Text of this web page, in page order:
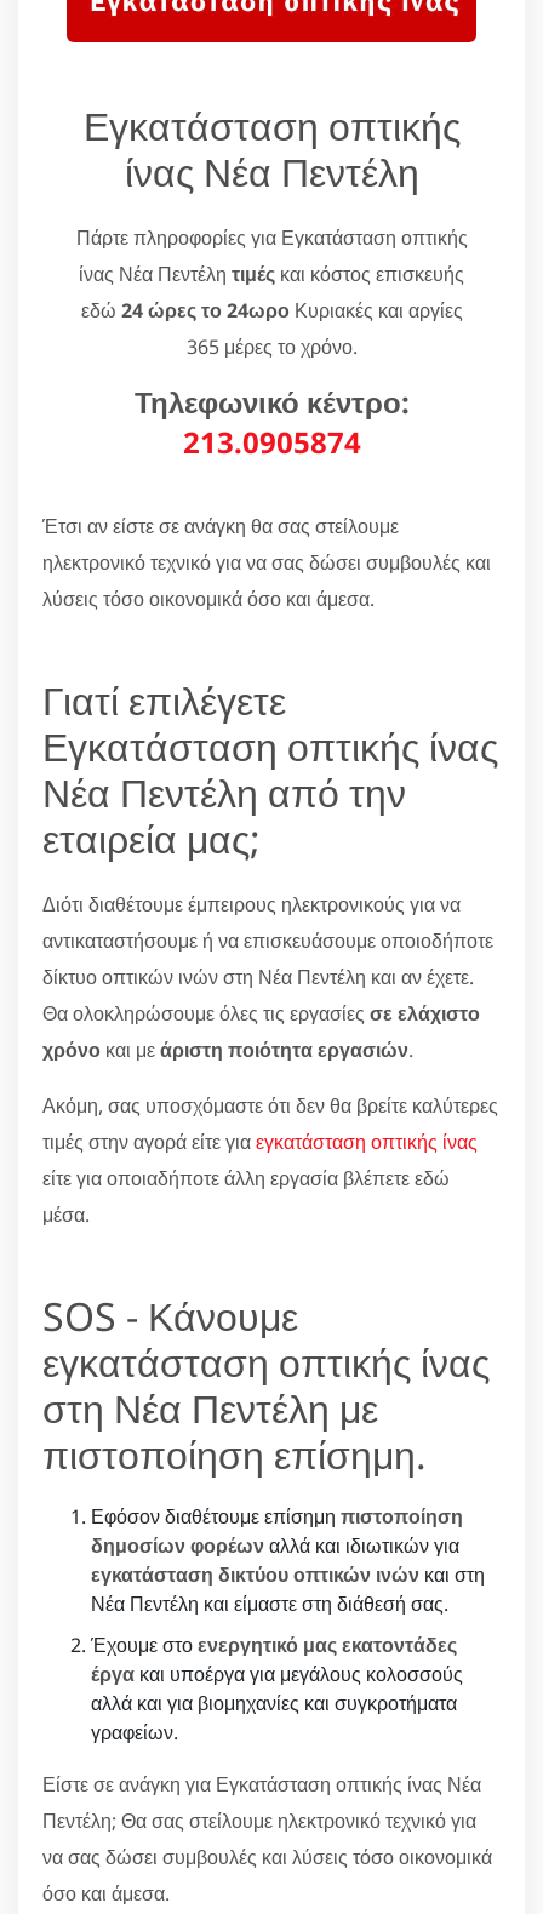
Εγκατάσταση οπτικής
ίνας Νέα Πεντέλη
Πάρτε πληροφορίες για Εγκατάσταση οπτικής
ίνας Νέα Πεντέλη τιμές και κόστος επισκευής
εδώ 24 ώρες το 24ωροΚυριακές και αργίες
365 μέρες το χρόνο.
Τηλεφωνικό κέντρο:
213.0905874
Έτσι αν είστε σε ανάγκη θα σας στείλουμε
ηλεκτρονικό τεχνικό για να σας δώσει συμβουλές και
λύσεις τόσο οικονομικά όσο και άμεσα.
Γιατί επιλέγετε
Εγκατάσταση οπτικής ίνας
Νέα Πεντέλη από την
εταιρεία μας;
Διότι διαθέτουμε έμπειρους ηλεκτρονικούς για να
αντικαταστήσουμε ή να επισκευάσουμε οποιοδήποτε
δίκτυο οπτικών ινών στη Νέα Πεντέλη και αν έχετε.
Θα ολοκληρώσουμε όλες τις εργασίες σε ελάχιστο
χρόνο και μεάριστη ποιότητα εργασιών.
Ακόμη, σας υποσχόμαστε ότι δεν θα βρείτε καλύτερες
τιμές στην αγορά είτε γιαεγκατάσταση οπτικής ίνας
είτε για οποιαδήποτε άλλη εργασία βλέπετε εδώ
μέσα.
SOS - Κάνουμε
εγκατάσταση οπτικής ίνας
στη Νέα Πεντέλη με
πιστοποίηση επίσημη.
Εφόσον διαθέτουμε επίσημη πιστοποίηση
δημοσίων φορέωναλλά και ιδιωτικών για
εγκατάσταση δικτύου οπτικών ινών και στη
Νέα Πεντέλη και είμαστε στη διάθεσή σας.
Έχουμε στοενεργητικό μας εκατοντάδες
έργα και υποέργα για μεγάλους κολοσσούς
αλλά και για βιομηχανίες και συγκροτήματα
γραφείων.
Είστε σε ανάγκη για Εγκατάσταση οπτικής ίνας Νέα
Πεντέλη; Θα σας στείλουμε ηλεκτρονικό τεχνικό για
να σας δώσει συμβουλές και λύσεις τόσο οικονομικά
όσο και άμεσα.